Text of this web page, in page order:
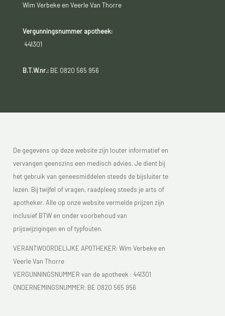
Wim Verbeke en Veerle Van Thorre
Vergunningsnummer apotheek:
441301
B.T.W.nr.:BE 0820 565 956
De gegevens op deze website zijn louter informatief en
vervangen geenszins een medisch advies. Je dient bij
het gebruik van geneesmiddelen steeds de bijsluiter te
lezen. Bij twijfel of vragen, raadpleeg steeds je arts of
apotheker. Alle op onze website vermelde prijzen zijn
inclusief BTW en onder voorbehoud van
prijswijzigingen en of typfouten.
VERANTWOORDELIJKE APOTHEKER: Wim Verbeke en
Veerle Van Thorre
VERGUNNINGSNUMMER van de apotheek : 441301
ONDERNEMINGSNUMMER: BE 0820 565 956